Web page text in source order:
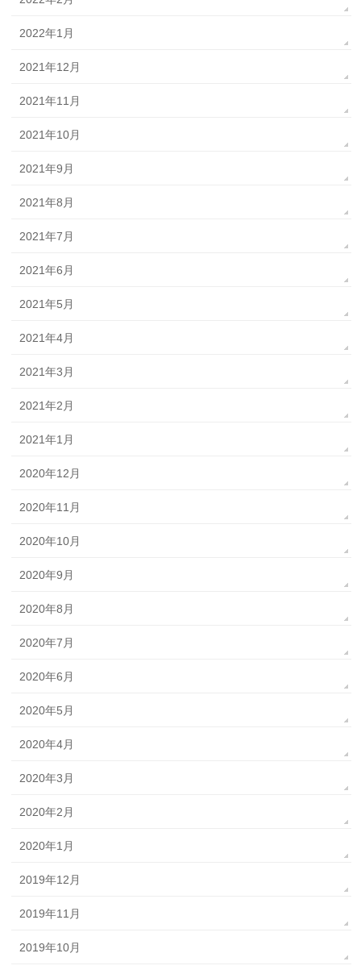
2022年1月
2021年12月
2021年11月
2021年10月
2021年9月
2021年8月
2021年7月
2021年6月
2021年5月
2021年4月
2021年3月
2021年2月
2021年1月
2020年12月
2020年11月
2020年10月
2020年9月
2020年8月
2020年7月
2020年6月
2020年5月
2020年4月
2020年3月
2020年2月
2020年1月
2019年12月
2019年11月
2019年10月